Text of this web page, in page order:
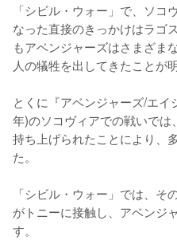
「シビル・ウォー」で、ソコ
なった直接のきっかけはラゴ
もアベンジャーズはさまざま
人の犠牲を出してきたことが
とくに『アベンジャーズ/エ
年)のソコヴィアでの戦いで
持ち上げられたことにより、
た。
「シビル・ウォー」では、
がトニーに接触し、アベンジ
す。